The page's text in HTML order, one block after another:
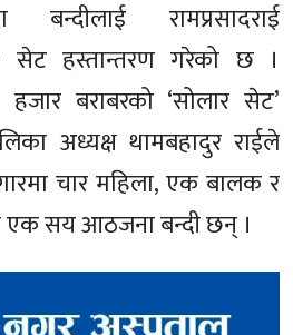
बन्दीलाई रामप्रसादराई
सेट हस्तान्तरण गरेको छ ।
बराबरको ‘सोलार सेट’
अध्यक्ष थामबहादुर राईले
चार महिला, एक बालक र
सय आठजना बन्दी छन् ।